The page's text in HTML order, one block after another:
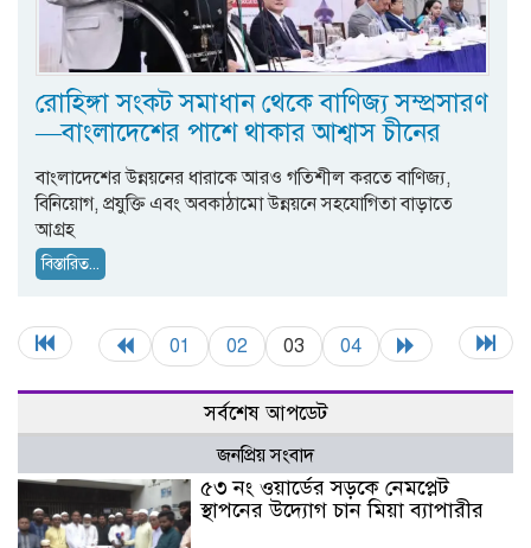
রোহিঙ্গা সংকট সমাধান থেকে বাণিজ্য সম্প্রসারণ
—বাংলাদেশের পাশে থাকার আশ্বাস চীনের
বাংলাদেশের উন্নয়নের ধারাকে আরও গতিশীল করতে বাণিজ্য,
বিনিয়োগ, প্রযুক্তি এবং অবকাঠামো উন্নয়নে সহযোগিতা বাড়াতে
আগ্রহ
বিস্তারিত...
01 02 03 04
সর্বশেষ আপডেট
জনপ্রিয় সংবাদ
৫৩ নং ওয়ার্ডের সড়কে নেমপ্লেট
স্থাপনের উদ্যোগ চান মিয়া ব্যাপারীর